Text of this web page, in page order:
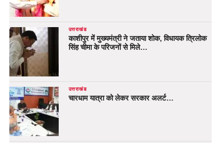
उत्तराखंड
काशीपुर में मुख्यमंत्री ने जताया शोक, विधायक त्रिलोक
सिंह चीमा के परिजनों से मिले…
उत्तराखंड
चारधाम यात्रा को लेकर सरकार अलर्ट…